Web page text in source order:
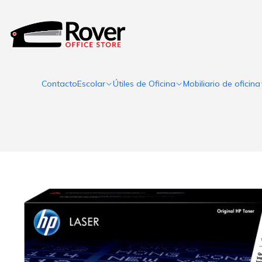
ContactoEscolar Útiles de Oficina Mobiliario de oficina